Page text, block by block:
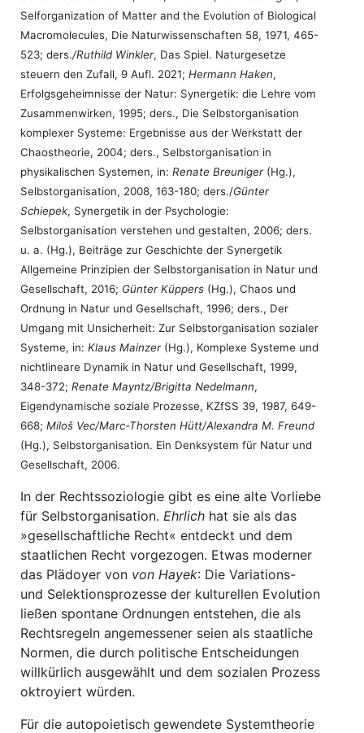
Selforganization of Matter and the Evolution of Biological
Macromolecules, Die Naturwissenschaften 58, 1971, 465-
523; ders./Ruthild Winkler, Das Spiel. Naturgesetze
steuern den Zufall, 9 Aufl. 2021; Hermann Haken,
Erfolgsgeheimnisse der Natur: Synergetik: die Lehre vom
Zusammenwirken, 1995; ders., Die Selbstorganisation
komplexer Systeme: Ergebnisse aus der Werkstatt der
Chaostheorie, 2004; ders., Selbstorganisation in
physikalischen Systemen, in: Renate Breuniger(Hg.),
Selbstorganisation, 2008, 163-180; ders./Günter
Schiepek, Synergetik in der Psychologie:
Selbstorganisation verstehen und gestalten, 2006; ders.
u. a. (Hg.), Beiträge zur Geschichte der Synergetik
Allgemeine Prinzipien der Selbstorganisation in Natur und
Gesellschaft, 2016; Günter Küppers (Hg.), Chaos und
Ordnung in Natur und Gesellschaft, 1996; ders., Der
Umgang mit Unsicherheit: Zur Selbstorganisation sozialer
Systeme, in: Klaus Mainzer(Hg.), Komplexe Systeme und
nichtlineare Dynamik in Natur und Gesellschaft, 1999,
348-372; Renate Mayntz/Brigitta Nedelmann,
Eigendynamische soziale Prozesse, KZfSS 39, 1987, 649-
668; Miloš Vec/Marc-Thorsten Hütt/Alexandra M. Freund
(Hg.), Selbstorganisation. Ein Denksystem für Natur und
Gesellschaft, 2006.
In der Rechtssoziologie gibt es eine alte Vorliebe
für Selbstorganisation. Ehrlich hat sie als das
»gesellschaftliche Recht« entdeckt und dem
staatlichen Recht vorgezogen. Etwas moderner
das Plädoyer von von Hayek: Die Variations-
und Selektionsprozesse der kulturellen Evolution
ließen spontane Ordnungen entstehen, die als
Rechtsregeln angemessener seien als staatliche
Normen, die durch politische Entscheidungen
willkürlich ausgewählt und dem sozialen Prozess
oktroyiert würden.
Für die autopoietisch gewendete Systemtheorie